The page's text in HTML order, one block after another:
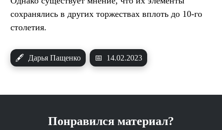
сохранялись в других торжествах вплоть до 10-го
столетия.
🖋 Дарья Пащенко 📅 14.02.2023
Понравился материал?